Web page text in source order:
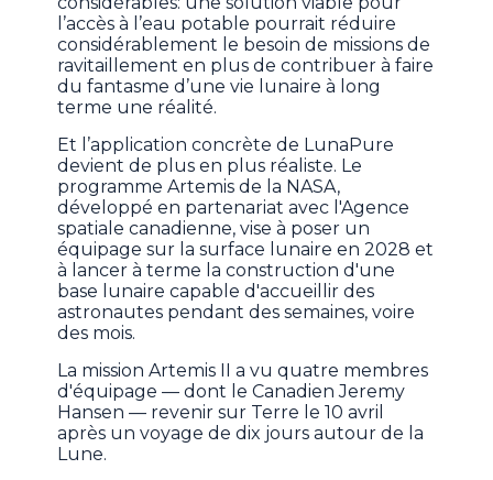
l’accès à l’eau potable pourrait réduire
considérablement le besoin de missions de
ravitaillement en plus de contribuer à faire
du fantasme d’une vie lunaire à long
terme une réalité.
Et l’application concrète de LunaPure
devient de plus en plus réaliste. Le
programme Artemis de la NASA,
développé en partenariat avec l'Agence
spatiale canadienne, vise à poser un
équipage sur la surface lunaire en 2028 et
à lancer à terme la construction d'une
base lunaire capable d'accueillir des
astronautes pendant des semaines, voire
des mois.
La mission Artemis II a vu quatre membres
d'équipage — dont le Canadien Jeremy
Hansen — revenir sur Terre le 10 avril
après un voyage de dix jours autour de la
Lune.